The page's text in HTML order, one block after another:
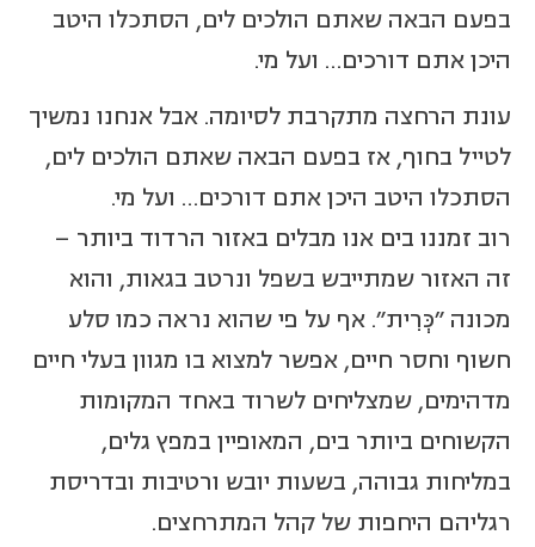
בפעם הבאה שאתם הולכים לים, הסתכלו היטב
היכן אתם דורכים… ועל מי.
עונת הרחצה מתקרבת לסיומה. אבל אנחנו נמשיך
לטייל בחוף, אז בפעם הבאה שאתם הולכים לים,
הסתכלו היטב היכן אתם דורכים… ועל מי.
רוב זמננו בים אנו מבלים באזור הרדוד ביותר –
זה האזור שמתייבש בשפל ונרטב בגאות, והוא
מכונה "כְּרִית". אף על פי שהוא נראה כמו סלע
חשוף וחסר חיים, אפשר למצוא בו מגוון בעלי חיים
מדהימים, שמצליחים לשרוד באחד המקומות
הקשוחים ביותר בים, המאופיין במפץ גלים,
במליחות גבוהה, בשעות יובש ורטיבות ובדריסת
רגליהם היחפות של קהל המתרחצים.